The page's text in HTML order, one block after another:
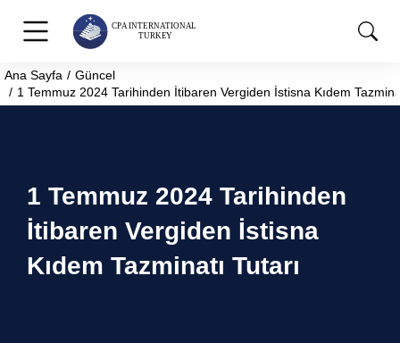
You are here:
Ana Sayfa
Güncel
1 Temmuz 2024 Tarihinden İtibaren Vergiden İstisna Kıdem
1 Temmuz 2024 Tarihinden
İtibaren Vergiden İstisna
Kıdem Tazminatı Tutarı